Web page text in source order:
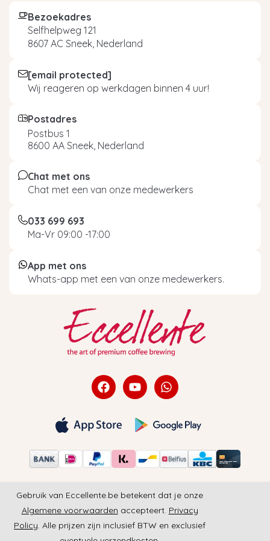
Bezoekadres
Selfhelpweg 121
8607 AC Sneek, Nederland
[email protected]
Wij reageren op werkdagen binnen 4 uur!
Postadres
Postbus 1
8600 AA Sneek, Nederland
Chat met ons
Chat met een van onze medewerkers
033 699 693
Ma-Vr 09:00 -17:00
App met ons
Whats-app met een van onze medewerkers.
Gebruik van Eccellente.be betekent dat je onze
Algemene voorwaarden accepteert. Privacy
Policy. Alle prijzen zijn inclusief BTW en exclusief